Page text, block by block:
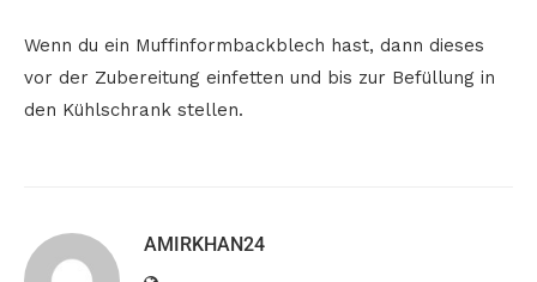
Wenn du ein Muffinformbackblech hast, dann dieses
vor der Zubereitung einfetten und bis zur Befüllung in
den Kühlschrank stellen.
AMIRKHAN24